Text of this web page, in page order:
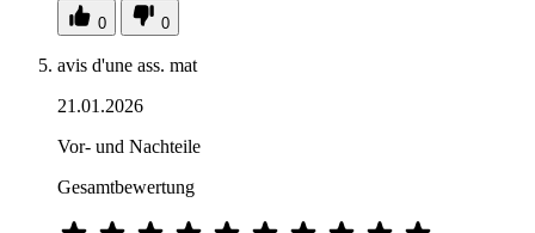
0 0
avis d'une ass. mat
21.01.2026
Vor- und Nachteile
Gesamtbewertung